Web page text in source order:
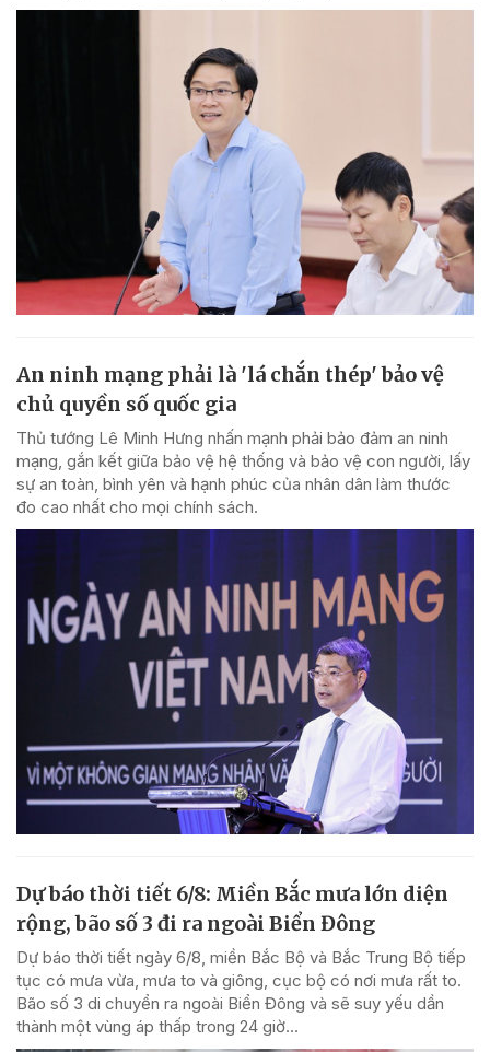
An ninh mạng phải là 'lá chắn thép' bảo vệ
chủ quyền số quốc gia
Thủ tướng Lê Minh Hưng nhấn mạnh phải bảo đảm an ninh
mạng, gắn kết giữa bảo vệ hệ thống và bảo vệ con người, lấy
sự an toàn, bình yên và hạnh phúc của nhân dân làm thước
đo cao nhất cho mọi chính sách.
Dự báo thời tiết 6/8: Miền Bắc mưa lớn diện
rộng, bão số 3 đi ra ngoài Biển Đông
Dự báo thời tiết ngày 6/8, miền Bắc Bộ và Bắc Trung Bộ tiếp
tục có mưa vừa, mưa to và giông, cục bộ có nơi mưa rất to.
Bão số 3 di chuyển ra ngoài Biển Đông và sẽ suy yếu dần
thành một vùng áp thấp trong 24 giờ...